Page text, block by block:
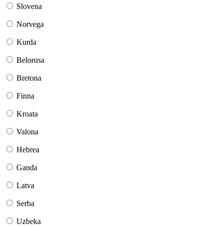
Slovena
Norvega
Kurda
Belorusa
Bretona
Finna
Kroata
Valona
Hebrea
Ganda
Latva
Serba
Uzbeka